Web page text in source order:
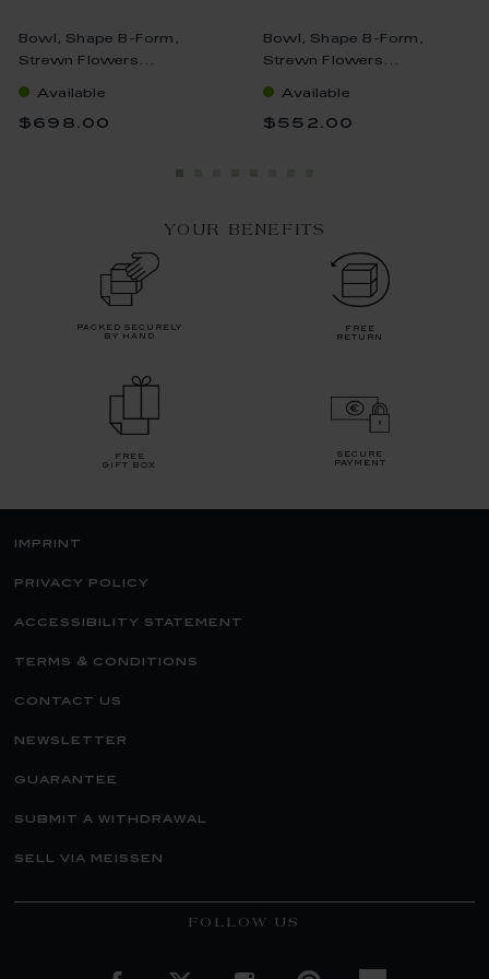
Bowl, Shape B-Form,
Strewn Flowers...
Available
$698.00
Bowl, Shape B-Form,
Strewn Flowers...
Available
$552.00
YOUR BENEFITS
packed securely
by hand
free
return
free
gift box
secure
payment
imprint
privacy policy
accessibility statement
terms & conditions
contact us
newsletter
guarantee
submit a withdrawal
sell via meissen
FOLLOW US